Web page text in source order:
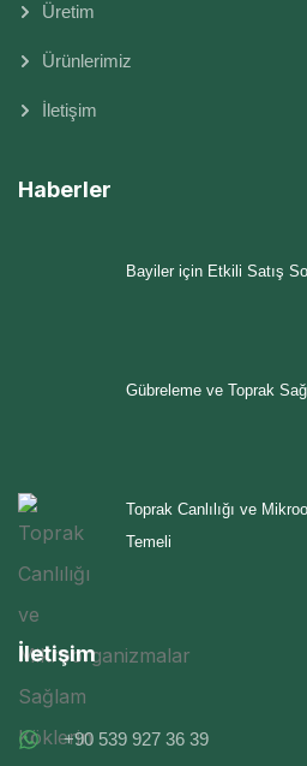
Üretim
Ürünlerimiz
İletişim
Haberler
Bayiler için Etkili Satış
Gübreleme ve Toprak
Toprak Canlılığı ve
Temeli
İletişim
+90 539 927 36 39